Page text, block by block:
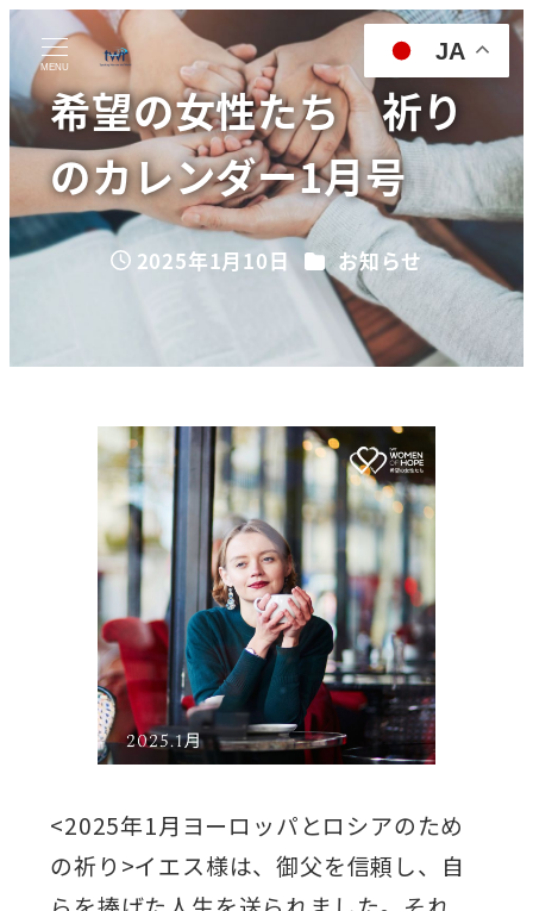
MENU
希望の女性たち 祈り
のカレンダー1月号
投稿日
2025年1月10日 カテゴリー
お知らせ
<2025年1月ヨーロッパとロシアのため
の祈り>イエス様は、御父を信頼し、自
JA